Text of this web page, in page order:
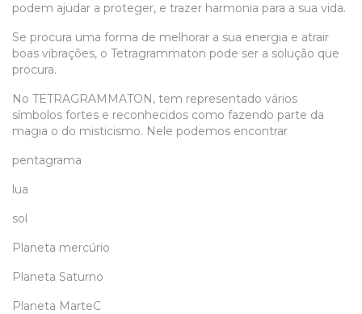
podem ajudar a proteger, e trazer harmonia para a sua vida.
Se procura uma forma de melhorar a sua energia e atrair
boas vibrações, o Tetragrammaton pode ser a solução que
procura.
No TETRAGRAMMATON, tem representado vários
símbolos fortes e reconhecidos como fazendo parte da
magia o do misticismo. Nele podemos encontrar
pentagrama
lua
sol
Planeta mercúrio
Planeta Saturno
Planeta MarteC